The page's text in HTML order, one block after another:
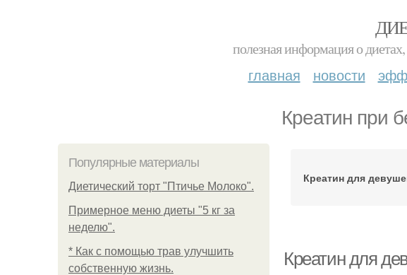
полезная информация о
главная новости
Креатин при
Популярные материалы
Диетический торт "Птичье Молоко".
Примерное меню диеты "5 кг за
неделю".
* Как с помощью трав улучшить
собственную жизнь.
Креатин для
Креатин для